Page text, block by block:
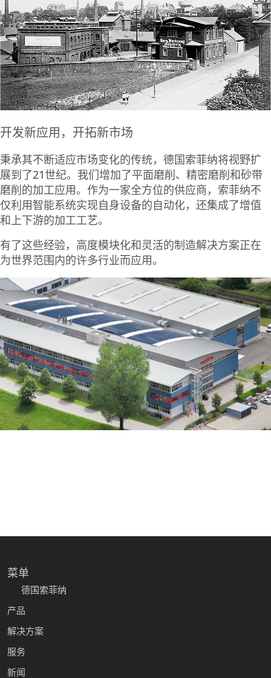
开发新应用，开拓新市场
秉承其不断适应市场变化的传统，德国索菲纳将视野扩
展到了21世纪。我们增加了平面磨削、精密磨削和砂带
磨削的加工应用。作为一家全方位的供应商，索菲纳不
仅利用智能系统实现自身设备的自动化，还集成了增值
和上下游的加工工艺。
有了这些经验，高度模块化和灵活的制造解决方案正在
为世界范围内的许多行业而应用。
菜单
德国索菲纳
产品
解决方案
服务
新闻